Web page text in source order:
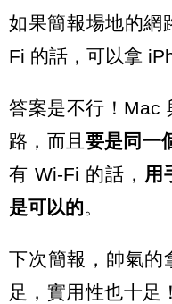
如果簡報場地的網
Fi 的話，可以拿
答案是不行！Mac
路，而且 要是同一
有 Wi-Fi 的話， 用
是可以的。
下次簡報，帥氣的
足，實用性也十足